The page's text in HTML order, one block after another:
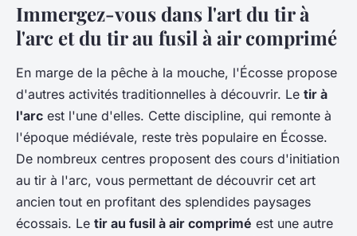
Immergez-vous dans l'art du tir à
l'arc et du tir au fusil à air comprimé
En marge de la pêche à la mouche, l'Écosse propose
d'autres activités traditionnelles à découvrir. Le tir à
l'arc est l'une d'elles. Cette discipline, qui remonte à
l'époque médiévale, reste très populaire en Écosse.
De nombreux centres proposent des cours d'initiation
au tir à l'arc, vous permettant de découvrir cet art
ancien tout en profitant des splendides paysages
écossais. Le tir au fusil à air comprimé est une autre